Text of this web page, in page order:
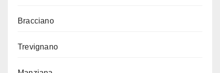
Bracciano
Trevignano